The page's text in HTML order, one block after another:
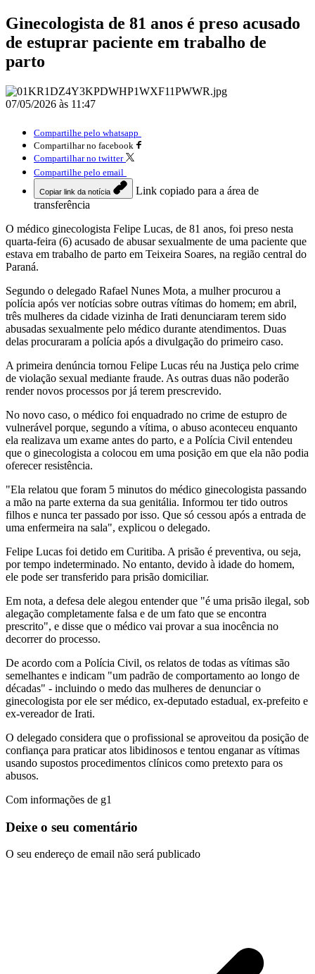
Ginecologista de 81 anos é preso acusado
de estuprar paciente em trabalho de
parto
07/05/2026 às 11:47
Compartilhe pelo whatsapp
Compartilhar no facebook
Compartilhar no twitter
Compartilhe pelo email
Copiar link da notícia
Link copiado para a área de
transferência
O médico ginecologista Felipe Lucas, de 81 anos, foi preso nesta
quarta-feira (6) acusado de abusar sexualmente de uma paciente que
estava em trabalho de parto em Teixeira Soares, na região central do
Paraná.
Segundo o delegado Rafael Nunes Mota, a mulher procurou a
polícia após ver notícias sobre outras vítimas do homem; em abril,
três mulheres da cidade vizinha de Irati denunciaram terem sido
abusadas sexualmente pelo médico durante atendimentos. Duas
delas procuraram a polícia após a divulgação do primeiro caso.
A primeira denúncia tornou Felipe Lucas réu na Justiça pelo crime
de violação sexual mediante fraude. As outras duas não poderão
render novos processos por já terem prescrevido.
No novo caso, o médico foi enquadrado no crime de estupro de
vulnerável porque, segundo a vítima, o abuso aconteceu enquanto
ela realizava um exame antes do parto, e a Polícia Civil entendeu
que o ginecologista a colocou em uma posição em que ela não podia
oferecer resistência.
"Ela relatou que foram 5 minutos do médico ginecologista passando
a mão na parte externa da sua genitália. Informou ter tido outros
filhos e nunca ter passado por isso. Que só cessou após a entrada de
uma enfermeira na sala", explicou o delegado.
Felipe Lucas foi detido em Curitiba. A prisão é preventiva, ou seja,
por tempo indeterminado. No entanto, devido à idade do homem,
ele pode ser transferido para prisão domiciliar.
Em nota, a defesa dele alegou entender que "é uma prisão ilegal, sob
alegação completamente falsa e de um fato que se encontra
prescrito", e disse que o médico vai provar a sua inocência no
decorrer do processo.
De acordo com a Polícia Civil, os relatos de todas as vítimas são
semelhantes e indicam "um padrão de comportamento ao longo de
décadas" - incluindo o medo das mulheres de denunciar o
ginecologista por ele ser médico, ex-deputado estadual, ex-prefeito e
ex-vereador de Irati.
O delegado considera que o profissional se aproveitou da posição de
confiança para praticar atos libidinosos e tentou enganar as vítimas
usando supostos procedimentos clínicos como pretexto para os
abusos.
Com informações de g1
Deixe o seu comentário
O seu endereço de email não será publicado